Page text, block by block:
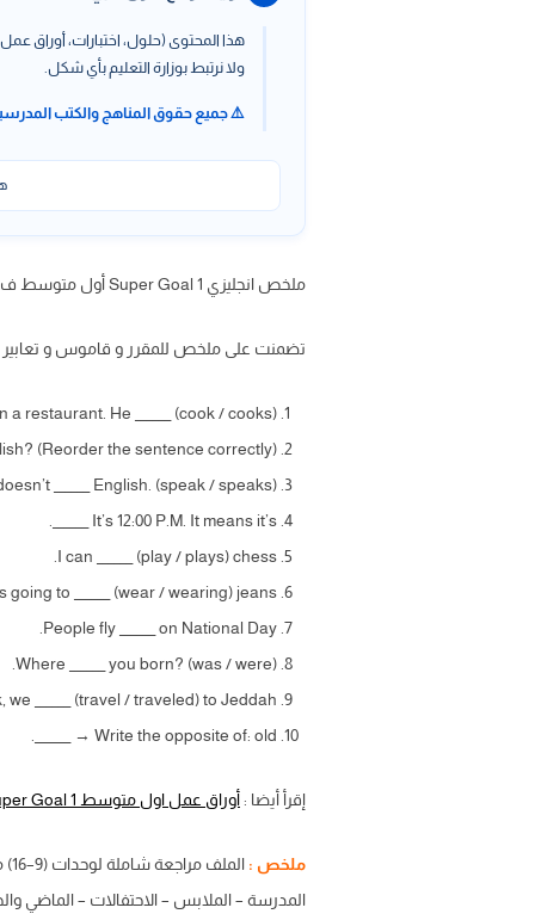
هذا المحتوى (حلول، اختبارات، أوراق
ولا نرتبط بوزارة التعليم بأي شكل.
⚠️ جميع حقوق المناهج والكتب
ملخص انجليزي Super Goal 1 أول متوسط ف2 ، ملخص انجليزي أول متوسط ف2 ومراجعة شاملة عبر موقعنا حلول كتبي
تضمنت على ملخص للمقرر و قاموس و تعابير
a restaurant. He ______ (cook / cooks).
(Reorder the sentence correctly).
______ English. (speak / speaks).
It’s 12:00 P.M. It means it’s ______.
I can ______ (play / plays) chess.
going to ______ (wear / wearing) jeans.
People fly ______ on National Day.
Where ______ you born? (was / were).
we ______ (travel / traveled) to Jeddah.
Write the opposite of: old → ______.
إقرأ أيضا :أوراق عمل اول متوسط Super Goal 1 انجليزي
ملخص : الملف مراجعة شاملة لوحدات (9–16) من منهج
المدرسة – الملابس – الاحتفالات – الماضي